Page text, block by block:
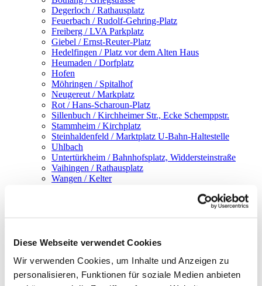
Diese Webseite verwendet Cookies
Wir verwenden Cookies, um Inhalte und Anzeigen zu
personalisieren, Funktionen für soziale Medien anbieten
Degerloch / Rathausplatz
Feuerbach / Rudolf-Gehring-Platz
Freiberg / LVA Parkplatz
Giebel / Ernst-Reuter-Platz
Hedelfingen / Platz vor dem Alten Haus
Heumaden / Dorfplatz
Hofen
Möhringen / Spitalhof
Neugereut / Markplatz
Rot / Hans-Scharoun-Platz
Sillenbuch / Kirchheimer Str., Ecke Schemppstr.
Stammheim / Kirchplatz
Steinhaldenfeld / Marktplatz U-Bahn-Haltestelle
Uhlbach
Untertürkheim / Bahnhofsplatz, Widdersteinstraße
Vaihingen / Rathausplatz
Wangen / Kelter
Infos
Guggenberger kocht!
Pasta mit Pfifferlingen, Tomaten und Parmesan-Chips